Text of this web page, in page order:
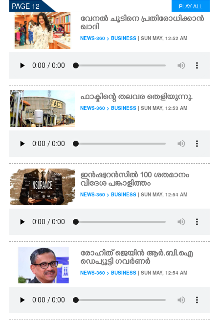
PAGE 12 PLAY ALL
വേനൽ ചൂടിനെ പ്രതിരോധിക്കാൻ
ഖാദി
NEWS-360 > BUSINESS | SUN MAY, 12:52 AM
ഫാക്ടിന്റെ തലവര തെളിയുന്നു.
NEWS-360 > BUSINESS | SUN MAY, 12:53 AM
ഇൻഷ്വറൻസിൽ 100 ശതമാനം
വിദേശ പങ്കാളിത്തം
NEWS-360 > BUSINESS | SUN MAY, 12:54 AM
രോഹിത് ജെയിൻ ആർ.ബി.ഐ
ഡെപ്യൂട്ടി ഗവർണർ
NEWS-360 > BUSINESS | SUN MAY, 12:54 AM